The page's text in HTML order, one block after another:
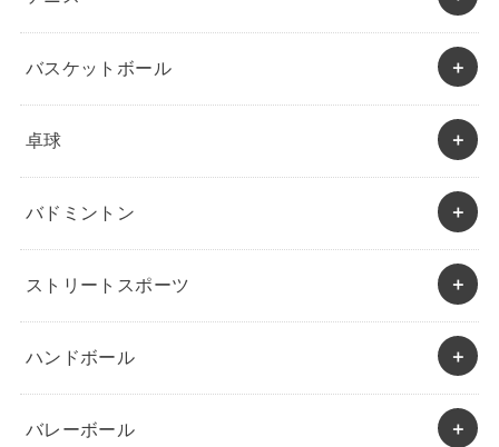
バスケットボール
卓球
バドミントン
ストリートスポーツ
ハンドボール
バレーボール